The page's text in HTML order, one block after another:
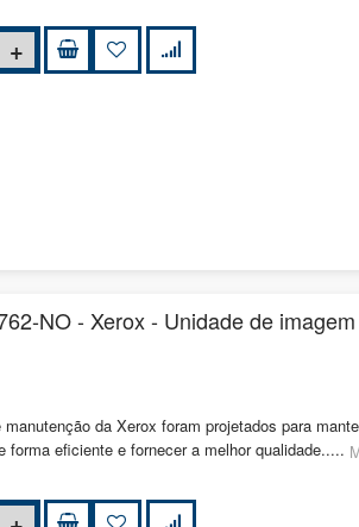
NO - Xerox - Unidade de
da Xerox foram projetados para
forma eficiente e fornecer a melhor qualidade.....